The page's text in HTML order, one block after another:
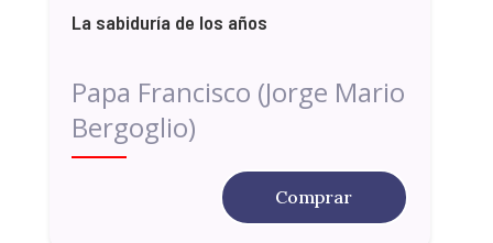
La sabiduría de los años
Papa Francisco (Jorge Mario
Bergoglio)
Comprar